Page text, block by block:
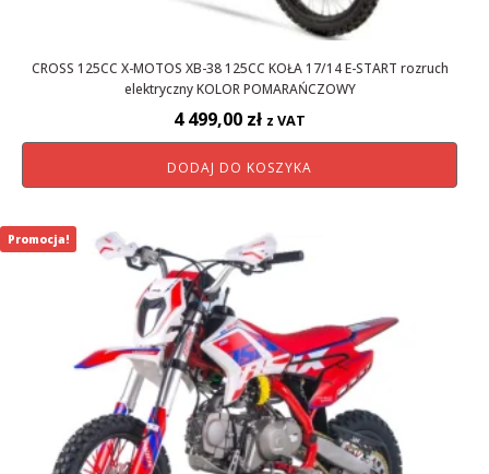
CROSS 125CC X-MOTOS XB-38 125CC KOŁA 17/14 E-START rozruch
elektryczny KOLOR POMARAŃCZOWY
4 499,00 zł z VAT
DODAJ DO KOSZYKA
Promocja!